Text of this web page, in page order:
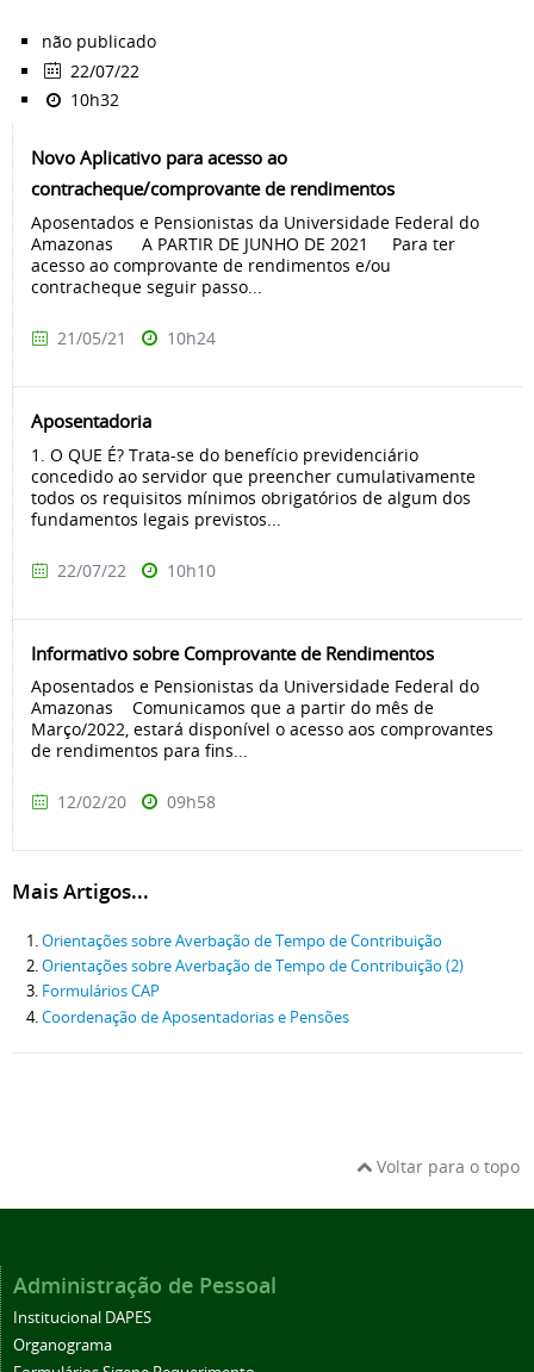
não publicado
22/07/22
10h32
Novo Aplicativo para acesso ao
contracheque/comprovante de rendimentos
Aposentados e Pensionistas da Universidade Federal do
Amazonas A PARTIR DE JUNHO DE 2021 Para ter
acesso ao comprovante de rendimentos e/ou
contracheque seguir passo...
21/05/21 10h24
Aposentadoria
1. O QUE É? Trata-se do benefício previdenciário
concedido ao servidor que preencher cumulativamente
todos os requisitos mínimos obrigatórios de algum dos
fundamentos legais previstos...
22/07/22 10h10
Informativo sobre Comprovante de Rendimentos
Aposentados e Pensionistas da Universidade Federal do
Amazonas Comunicamos que a partir do mês de
Março/2022, estará disponível o acesso aos comprovantes
de rendimentos para fins...
12/02/20 09h58
Mais Artigos...
Orientações sobre Averbação de Tempo de Contribuição
Orientações sobre Averbação de Tempo de Contribuição (2)
Formulários CAP
Coordenação de Aposentadorias e Pensões
Voltar para o topo
Administração de Pessoal
Institucional DAPES
Organograma